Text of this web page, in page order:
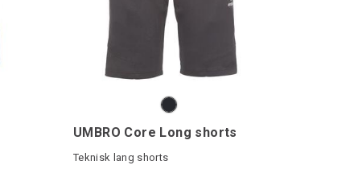
UMBRO Core Long shorts
Teknisk lang shorts